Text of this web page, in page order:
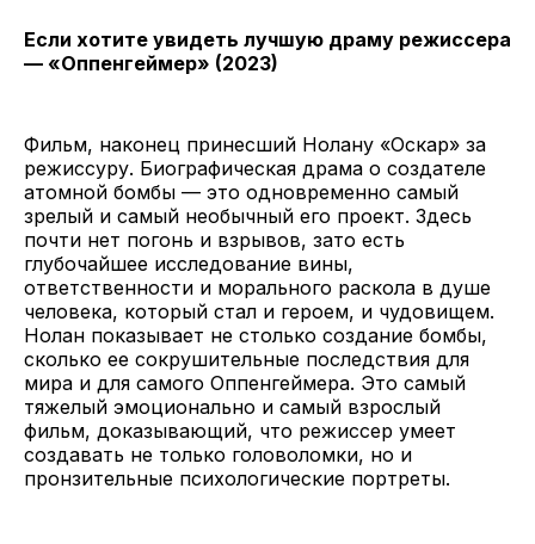
Если хотите увидеть лучшую драму режиссера
— «Оппенгеймер» (2023)
Фильм, наконец принесший Нолану «Оскар» за
режиссуру. Биографическая драма о создателе
атомной бомбы — это одновременно самый
зрелый и самый необычный его проект. Здесь
почти нет погонь и взрывов, зато есть
глубочайшее исследование вины,
ответственности и морального раскола в душе
человека, который стал и героем, и чудовищем.
Нолан показывает не столько создание бомбы,
сколько ее сокрушительные последствия для
мира и для самого Оппенгеймера. Это самый
тяжелый эмоционально и самый взрослый
фильм, доказывающий, что режиссер умеет
создавать не только головоломки, но и
пронзительные психологические портреты.